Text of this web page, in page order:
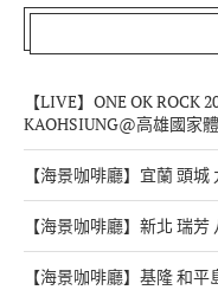
【LIVE】ONE OK ROCK
KAOHSIUNG@高雄國家
【海景咖啡廳】宜蘭 頭
【海景咖啡廳】新北 瑞
【海景咖啡廳】基隆 和